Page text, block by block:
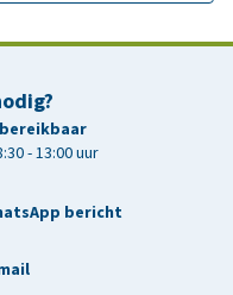
- 13:00 uur
bericht